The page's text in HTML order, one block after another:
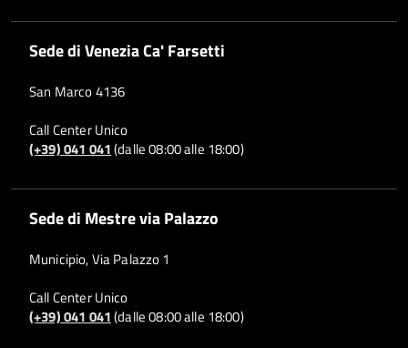
Sede di Venezia Ca' Farsetti
San Marco 4136
Call Center Unico
(+39) 041 041(dalle 08:00 alle 18:00)
Sede di Mestre via Palazzo
Municipio, Via Palazzo 1
Call Center Unico
(+39) 041 041(dalle 08:00 alle 18:00)